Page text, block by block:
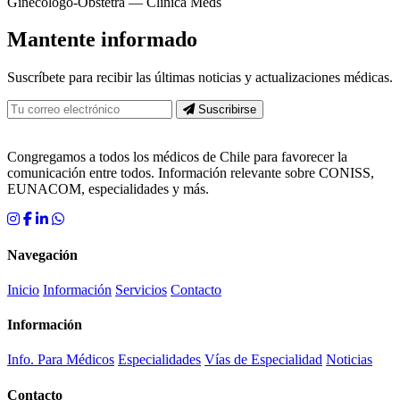
Mantente informado
Suscríbete para recibir las últimas noticias y actualizaciones médicas.
Suscribirse
Congregamos a todos los médicos de Chile para favorecer la
comunicación entre todos. Información relevante sobre CONISS,
EUNACOM, especialidades y más.
Navegación
Inicio Información Servicios Contacto
Información
Info. Para Médicos Especialidades Vías de Especialidad Noticias
Contacto